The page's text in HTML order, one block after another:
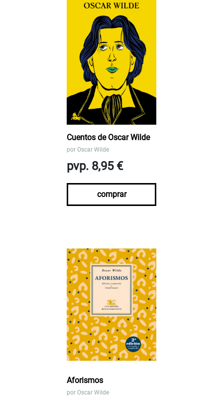
Cuentos de Oscar Wilde
por Oscar Wilde
pvp. 8,95 €
comprar
Aforismos
por Oscar Wilde